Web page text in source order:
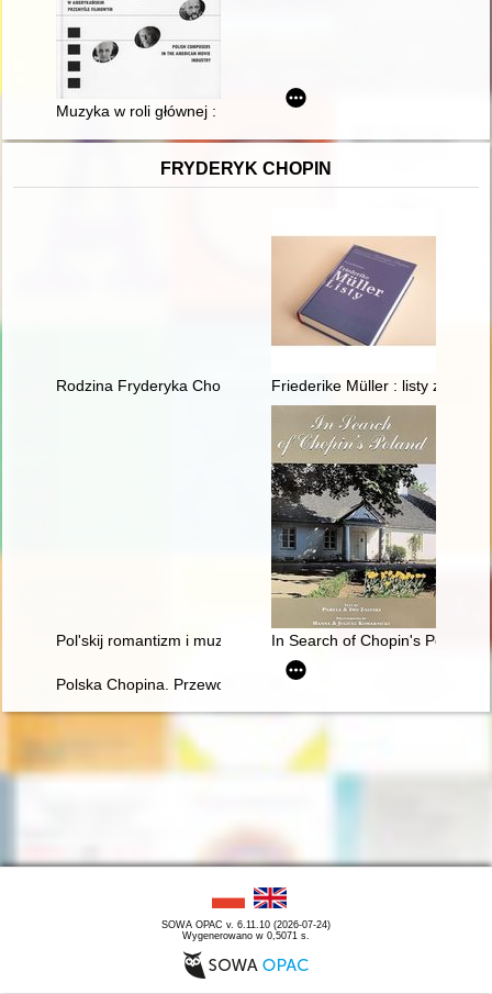
Muzyka w roli głównej : polscy kompozytorzy w
FRYDERYK CHOPIN
Rodzina Fryderyka Chopina Friederike Müller : listy z
Pol'skij romantizm i muzykal'naja kul'tura L'vova vtoroj
In Search of Chopin's Poland
Polska Chopina. Przewodnik po miejscach związanych z
SOWA OPAC v. 6.11.10 (2026-07-24)
Wygenerowano w 0,5071 s.